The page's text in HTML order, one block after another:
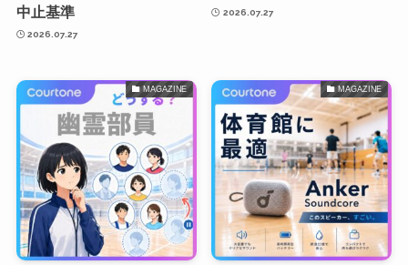
中止基準
2026.07.27
2026.07.27
MAGAZINE MAGAZINE